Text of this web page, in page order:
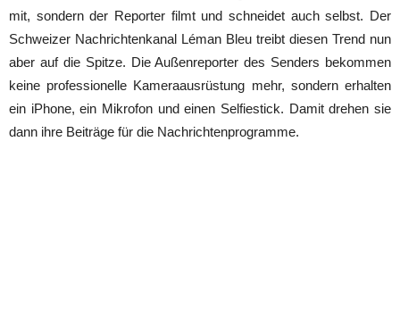
mit, sondern der Reporter filmt und schneidet auch selbst. Der
Schweizer Nachrichtenkanal Léman Bleu treibt diesen Trend nun
aber auf die Spitze. Die Außenreporter des Senders bekommen
keine professionelle Kameraausrüstung mehr, sondern erhalten
ein iPhone, ein Mikrofon und einen Selfiestick. Damit drehen sie
dann ihre Beiträge für die Nachrichtenprogramme.